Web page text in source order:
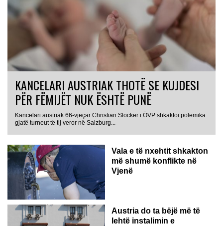
KANCELARI AUSTRIAK THOTË SE KUJDESI
PËR FËMIJËT NUK ËSHTË PUNË
Kancelari austriak 66-vjeçar Christian Stocker i ÖVP shkaktoi polemika
gjatë turneut të tij veror në Salzburg...
Vala e të nxehtit shkakton
më shumë konflikte në
Vjenë
Austria do ta bëjë më të
lehtë instalimin e